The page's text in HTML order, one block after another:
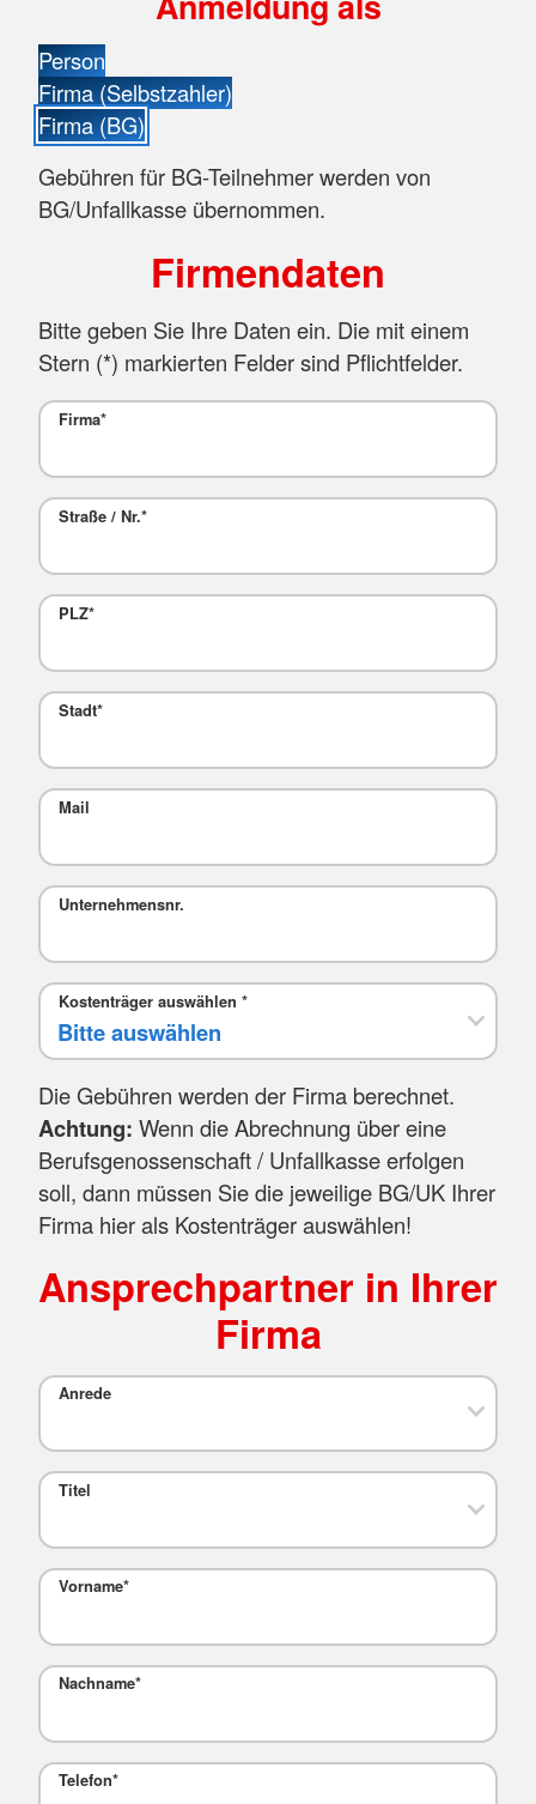
Person
Firma (Selbstzahler)
Firma (BG)
Gebühren für BG-Teilnehmer werden von
BG/Unfallkasse übernommen.
Firmendaten
Bitte geben Sie Ihre Daten ein. Die mit einem
Stern (*) markierten Felder sind Pflichtfelder.
Firma*
Straße / Nr.*
PLZ*
Stadt*
Mail
Unternehmensnr.
Kostenträger auswählen *
Die Gebühren werden der Firma berechnet.
Achtung: Wenn die Abrechnung über eine
Berufsgenossenschaft / Unfallkasse erfolgen
soll, dann müssen Sie die jeweilige BG/UK Ihrer
Firma hier als Kostenträger auswählen!
Ansprechpartner in Ihrer
Firma
Anrede
Titel
Vorname*
Nachname*
Telefon*